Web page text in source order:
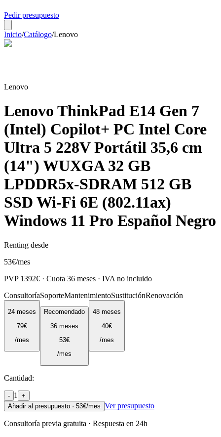
Pedir presupuesto
Inicio/Catálogo/Lenovo
Lenovo
Lenovo ThinkPad E14 Gen 7
(Intel) Copilot+ PC Intel Core
Ultra 5 228V Portátil 35,6 cm
(14") WUXGA 32 GB
LPDDR5x-SDRAM 512 GB
SSD Wi-Fi 6E (802.11ax)
Windows 11 Pro Español Negro
Renting desde
53€/mes
PVP 1392€ · Cuota 36 meses · IVA no incluido
ConsultoríaSoporteMantenimientoSustituciónRenovación
24 meses
79€
/mes
Recomendado
36 meses
53€
/mes
48 meses
40€
/mes
Cantidad:
- 1
+
Añadir al presupuesto · 53€/mes Ver presupuesto
Consultoría previa gratuita · Respuesta en 24h